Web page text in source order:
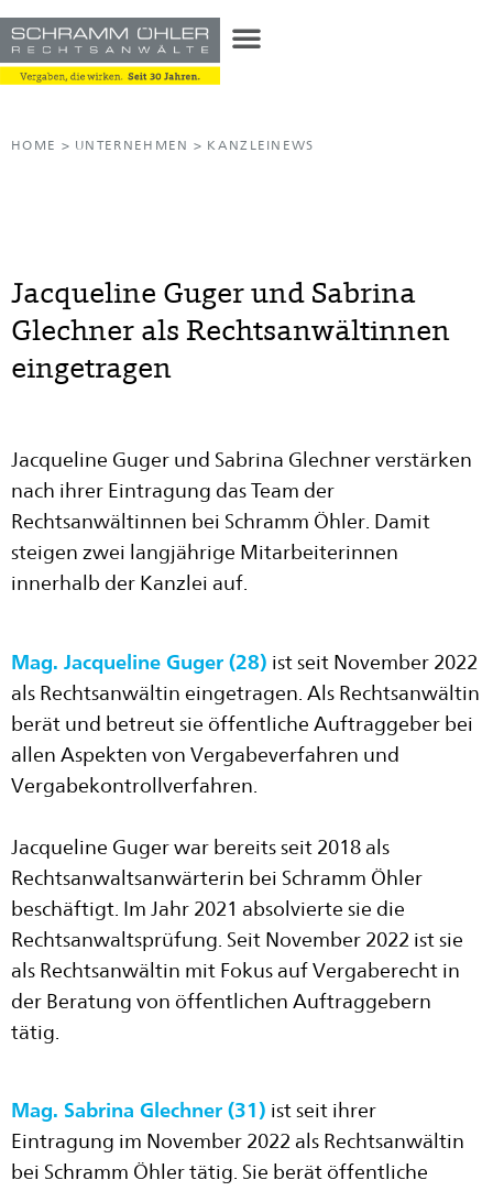
HOME > UNTERNEHMEN > KANZLEINEWS
Jacqueline Guger und Sabrina
Glechner als Rechtsanwältinnen
eingetragen
Jacqueline Guger und Sabrina Glechner verstärken
nach ihrer Eintragung das Team der
Rechtsanwältinnen bei Schramm Öhler. Damit
steigen zwei langjährige Mitarbeiterinnen
innerhalb der Kanzlei auf.
Mag. Jacqueline Guger (28) ist seit November 2022
als Rechtsanwältin eingetragen. Als Rechtsanwältin
berät und betreut sie öffentliche Auftraggeber bei
allen Aspekten von Vergabeverfahren und
Vergabekontrollverfahren.
Jacqueline Guger war bereits seit 2018 als
Rechtsanwaltsanwärterin bei Schramm Öhler
beschäftigt. Im Jahr 2021 absolvierte sie die
Rechtsanwaltsprüfung. Seit November 2022 ist sie
als Rechtsanwältin mit Fokus auf Vergaberecht in
der Beratung von öffentlichen Auftraggebern
tätig.
Mag. Sabrina Glechner (31) ist seit ihrer
Eintragung im November 2022 als Rechtsanwältin
bei Schramm Öhler tätig. Sie berät öffentliche